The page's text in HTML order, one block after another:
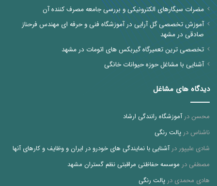
مضرات سیگارهای الکترونیکی و بررسی جامعه مصرف کننده آن
آموزش تخصصی گل آرایی در آموزشگاه فنی و حرفه ای مهندس فرحناز
صادقی در مشهد
تخصصی ترین تعمیرگاه گیربکس های اتومات در مشهد
آشنایی با مشاغل حوزه حیوانات خانگی
دیدگاه های مشاغل
محسن درآموزشگاه رانندگی ارشاد
ناشناس در پالت رنگی
شادی علیپور درآشنایی با نمایندگی های خودرو در ایران و وظایف و کارهای آنها
مصطفی در موسسه حفاظتی مراقبتی نظم گستران مشهد
هادی محمدی در پالت رنگی